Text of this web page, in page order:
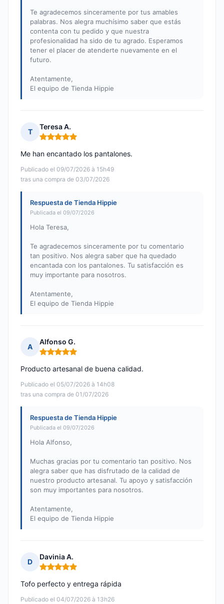
Te agradecemos sinceramente por tus amables
palabras. Nos alegra muchísimo saber que estás
contenta con tu pedido y que nuestra
profesionalidad ha sido de tu agrado. Esperamos
tener el placer de atenderte nuevamente en el
futuro.
Atentamente,
El equipo de Tienda Hippie
T
Teresa A.
Nota: 5 de 5
Publicado el 09/07/2026 à 15h49
tras una compra de 03/07/2026
Me han encantado los pantalones.
Respuesta de Tienda Hippie
Publicada el 09/07/2026
Hola Teresa,
Te agradecemos sinceramente por tu comentario
tan positivo. Nos alegra saber que ha quedado
encantada con los pantalones. Tu satisfacción es
muy importante para nosotros.
Atentamente,
El equipo de Tienda Hippie
A
Alfonso G.
Nota: 5 de 5
Publicado el 05/07/2026 à 14h08
tras una compra de 01/07/2026
Producto artesanal de buena calidad.
Respuesta de Tienda Hippie
Publicada el 09/07/2026
Hola Alfonso,
Muchas gracias por tu comentario tan positivo. Nos
alegra saber que has disfrutado de la calidad de
nuestro producto artesanal. Tu apoyo y satisfacción
son muy importantes para nosotros.
Atentamente,
El equipo de Tienda Hippie
D
Davinia A.
Nota: 5 de 5
Publicado el 04/07/2026 à 13h26
Tofo perfecto y entrega rápida